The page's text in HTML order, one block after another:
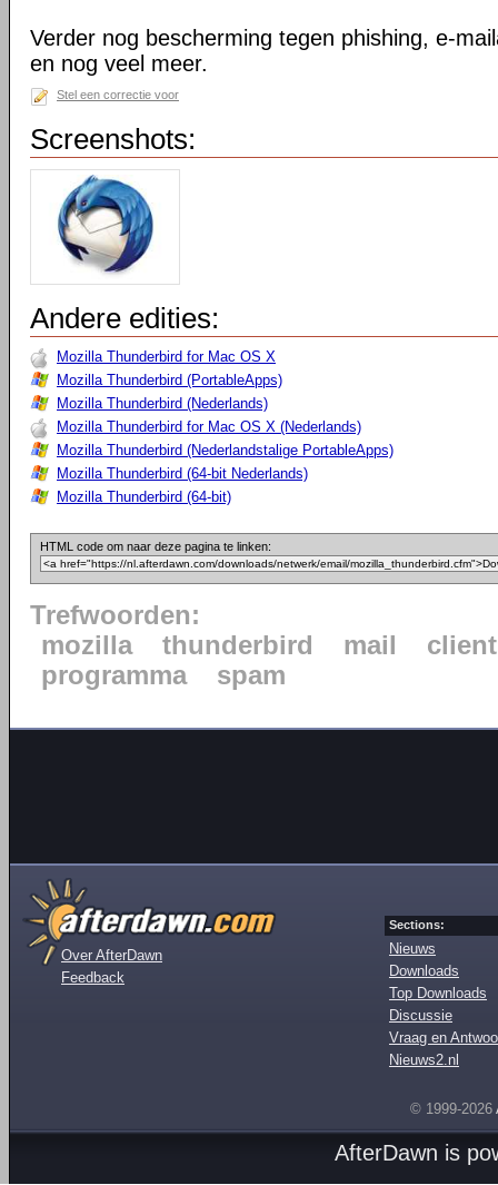
Verder nog bescherming tegen phishing, e-
en nog veel meer.
Stel een correctie voor
Screenshots:
Andere edities:
Mozilla Thunderbird for Mac OS X
Mozilla Thunderbird (PortableApps)
Mozilla Thunderbird (Nederlands)
Mozilla Thunderbird for Mac OS X (Nederlands)
Mozilla Thunderbird (Nederlandstalige PortableApps)
Mozilla Thunderbird (64-bit Nederlands)
Mozilla Thunderbird (64-bit)
HTML code om naar deze pagina te linken:
Trefwoorden:
mozilla
thunderbird mail
client
programma
spam
Over AfterDawn
Feedback
Sections:
Nieuws
Downloads
Top Downloads
Discussie
Vraag en
Nieuws2.nl
© 1999-2026
AfterDawn is